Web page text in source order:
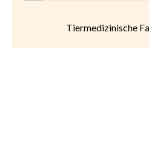
Tiermedizinische